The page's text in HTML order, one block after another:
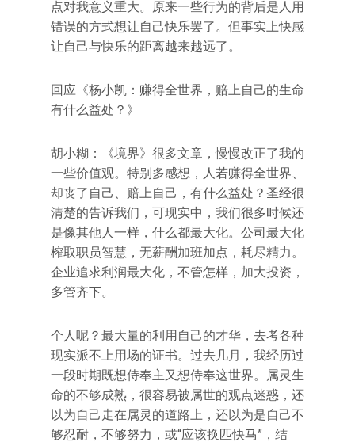
点对我意义重大。原来一些行为的背后是人用
错误的方式想让自己快乐罢了。但事实上快感
让自己与快乐的距离越来越远了。
回应《杨小凯：赚得全世界，赔上自己的生命
有什么益处？》
胡小糊：《境界》很多文章，慢慢改正了我的
一些价值观。特别多感想，人若赚得全世界、
却丧了自己、赔上自己，有什么益处？圣经很
清楚的告诉我们，可现实中，我们很多时候还
是像其他人一样，什么都最大化。公司最大化
榨取职员智慧，无薪酬加班加点，耗尽精力。
企业追求利润最大化，不管怎样，加大投资，
多管齐下。
个人呢？最大量的利用自己的才华，去考各种
现实派不上用场的证书。过去几月，我经历过
一段时期既想侍奉主又想侍奉这世界。属灵生
命的不够成熟，很容易被属世的观点迷惑，还
以为自己走在属灵的道路上，还以为是自己不
够忍耐，不够努力，或“应该换匹快马”，结